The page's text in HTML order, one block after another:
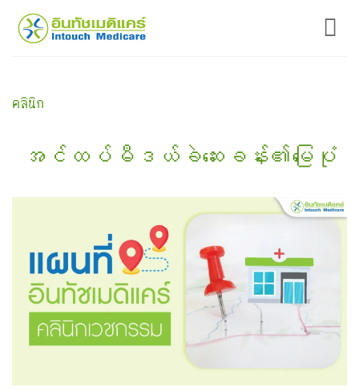
Skip
คลินิก
အင်ထပ်မီဒယ်ခဲဆေးခန်း၏မြေပုံ